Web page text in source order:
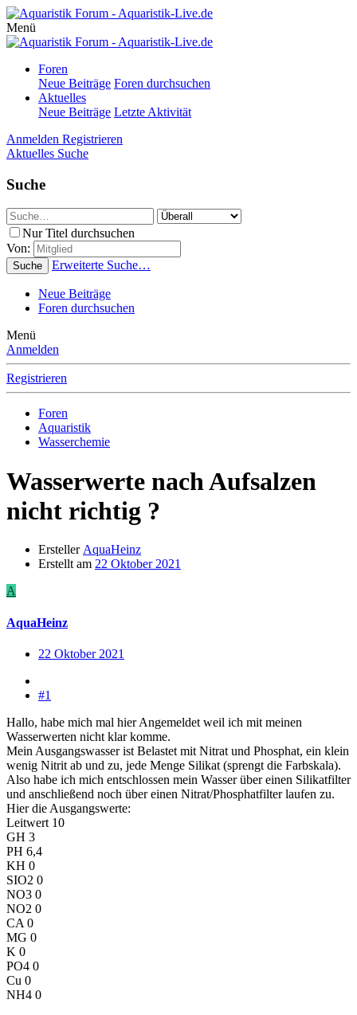
Menü
Foren
Neue Beiträge Foren durchsuchen
Aktuelles
Neue Beiträge Letzte Aktivität
Anmelden Registrieren
Aktuelles Suche
Suche
Nur Titel durchsuchen
Von:
Suche Erweiterte Suche…
Neue Beiträge
Foren durchsuchen
Menü
Anmelden
Registrieren
Foren
Aquaristik
Wasserchemie
Wasserwerte nach Aufsalzen
nicht richtig ?
Ersteller AquaHeinz
Erstellt am 22 Oktober 2021
A
AquaHeinz
22 Oktober 2021
#1
Hallo, habe mich mal hier Angemeldet weil ich mit meinen
Wasserwerten nicht klar komme.
Mein Ausgangswasser ist Belastet mit Nitrat und Phosphat, ein klein
wenig Nitrit ab und zu, jede Menge Silikat (sprengt die Farbskala).
Also habe ich mich entschlossen mein Wasser über einen Silikatfilter
und anschließend noch über einen Nitrat/Phosphatfilter laufen zu.
Hier die Ausgangswerte:
Leitwert 10
GH 3
PH 6,4
KH 0
SIO2 0
NO3 0
NO2 0
CA 0
MG 0
K 0
PO4 0
Cu 0
NH4 0